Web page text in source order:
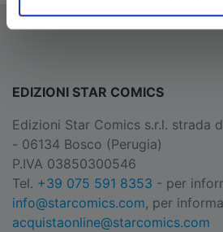
EDIZIONI STAR COMICS
Edizioni Star Comics s.r.l. strada
- 06134 Bosco (Perugia)
P.IVA 03850300546
Tel. +39 075 591 8353 - per
info@starcomics.com, per
acquistaonline@starcomics.com